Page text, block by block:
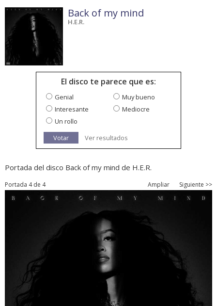
Back of my mind
H.E.R.
El disco te parece que es:
Genial
Muy bueno
Interesante
Mediocre
Un rollo
Votar
Ver resultados
Portada del disco Back of my mind de H.E.R.
Portada 4 de 4 Ampliar Siguiente >>